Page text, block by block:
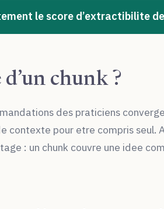
le score d’extractibilite
chunk ?
des praticiens
contexte pour etre compris seul.
: un chunk couvre une idee